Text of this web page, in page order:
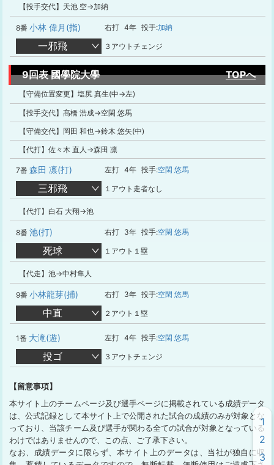
【投手交代】天池 空→加納
8番 小林 偉月(指) 右打 4年 投手:加納
一邪飛 ３アウトチェンジ
9回表 國學院大學 TOPへ
【守備位置変更】塩尻 真生(中→左)
【投手交代】髙橋 浩成→空閑 悠馬
【守備交代】岡田 和也→鈴木 悠矢(中)
【代打】佐々木 直人→森田 凛
7番 森田 凛(打) 左打 4年 投手:空閑 悠馬
三邪飛 １アウト走者なし
【代打】白石 大翔→池
8番 池(打) 右打 3年 投手:空閑 悠馬
死球 １アウト１塁
【代走】池→中村隼人
9番 小林龍芽(捕) 右打 3年 投手:空閑 悠馬
中直 ２アウト１塁
1番 大滝(遊) 左打 4年 投手:空閑 悠馬
投ゴ ３アウトチェンジ
【留意事項】
本サイト上のチームページ及び選手ページに掲載されている成績データ
は、公式記録として本サイト上で公開された試合の成績のみが対象とな
っており、当該チーム及び選手が関わる全ての試合が対象となっている
わけではありませんので、この点、ご了承下さい。
なお、成績データに限らず、本サイト上のデータは、当社が独自に収
1
2
3